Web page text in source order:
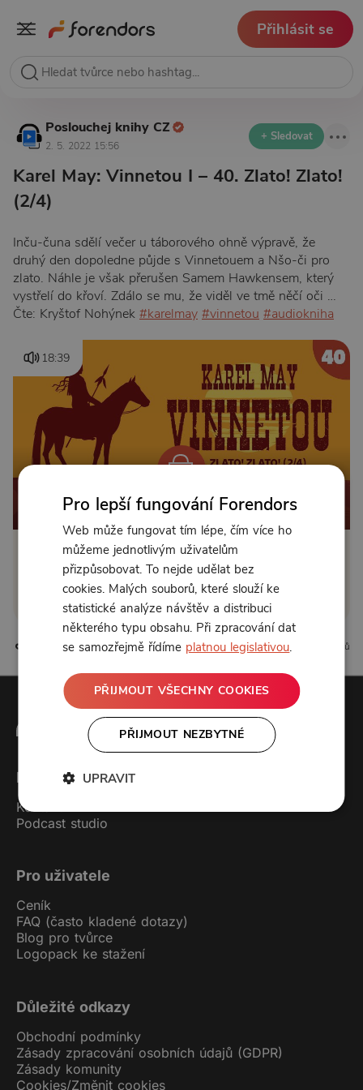
Přihlásit se
Poslouchej knihy CZ
2. 5. 2022 15:56
+ Sledovat
Karel May: Vinnetou I – 40. Zlato! Zlato!
(2/4)
Inču-čuna sdělí večer u táborového ohně výpravě, že
druhý den dopoledne půjde s Vinnetouem a Nšo-či pro
zlato. Náhle je však přerušen Samem Hawkensem, který
vystřelí do křoví. Zdálo se mu, že viděl ve tmě něčí oči …
Čte: Kryštof Nohýnek #karelmay #vinnetou #audiokniha
18:39
Od 89 Kč měsíčně nebo 39 Kč jednorázově
Zřídit předplatné
Koupit příspěvek
2 líbí 0 komentářů
Forendors
Kontakt
Podcast studio
Pro uživatele
Ceník
FAQ (často kladené dotazy)
Blog pro tvůrce
Logopack ke stažení
Důležité odkazy
Obchodní podmínky
Zásady zpracování osobních údajů (GDPR)
Zásady komunity
Cookies/Změnit cookies
Pro lepší fungování Forendors
Web může fungovat tím lépe, čím více ho
můžeme jednotlivým uživatelům
přizpůsobovat. To nejde udělat bez
cookies. Malých souborů, které slouží ke
statistické analýze návštěv a distribuci
některého typu obsahu. Při zpracování dat
se samozřejmě řídíme platnou legislativou.
PŘIJMOUT VŠECHNY COOKIES
PŘIJMOUT NEZBYTNÉ
UPRAVIT